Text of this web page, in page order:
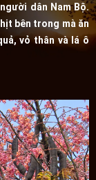
dân Nam Bộ.
bên trong mà ăn
vỏ thân và lá ô